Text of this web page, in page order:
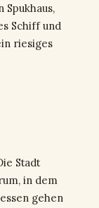
Schiff und
riesiges
Stadt
in dem
gehen